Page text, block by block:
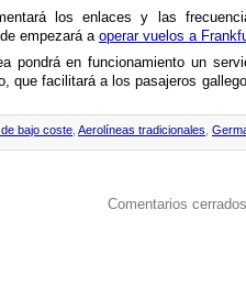
los enlaces y las
empezará aoperar vuelos a
pondrá en funcionamiento un
que facilitará a los pasajeros
bajo coste Aerolíneas tradicionales
Comentarios